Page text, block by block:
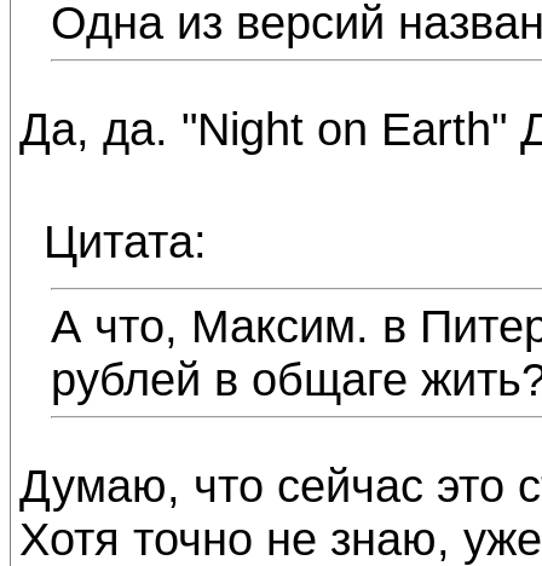
Одна из версий
Да, да. "Night on
Цитата:
А что, Максим. в
рублей в общаге
Думаю, что сейчас это
Хотя точно не знаю,